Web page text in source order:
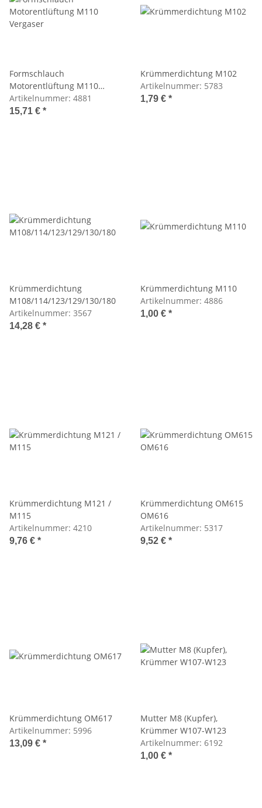
Formschlauch
Motorentlüftung M110
Vergaser
Artikelnummer: 4881
15,71 € *
Krümmerdichtung M102
Artikelnummer: 5783
1,79 € *
Krümmerdichtung
M108/114/123/129/130/180
Artikelnummer: 3567
14,28 € *
Krümmerdichtung M110
Artikelnummer: 4886
1,00 € *
Krümmerdichtung M121 /
M115
Artikelnummer: 4210
9,76 € *
Krümmerdichtung OM615
OM616
Artikelnummer: 5317
9,52 € *
Krümmerdichtung OM617
Artikelnummer: 5996
13,09 € *
Mutter M8 (Kupfer),
Krümmer W107-W123
Artikelnummer: 6192
1,00 € *